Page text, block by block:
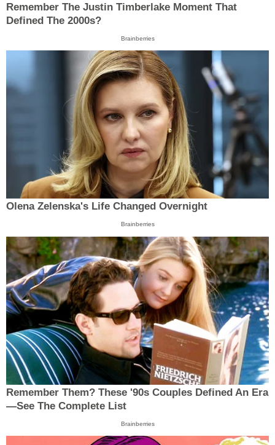
Remember The Justin Timberlake Moment That
Defined The 2000s?
Brainberries
Olena Zelenska's Life Changed Overnight
Brainberries
Remember Them? These '90s Couples Defined An Era
—See The Complete List
Brainberries